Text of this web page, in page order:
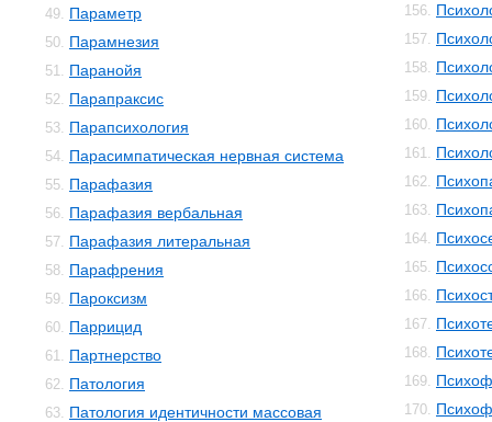
49. Параметр
50. Парамнезия
51. Паранойя
52. Парапраксис
53. Парапсихология
54. Парасимпатическая нервная система
55. Парафазия
56. Парафазия вербальная
57. Парафазия литеральная
58. Парафрения
59. Пароксизм
60. Паррицид
61. Партнерство
62. Патология
63. Патология идентичности массовая
156.
157.
158.
159.
160.
161.
162.
163.
164.
165.
166.
167.
168.
169.
170.